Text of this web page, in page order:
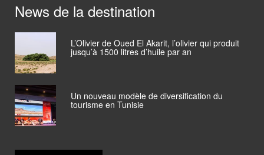
News de la destination
L’Olivier de Oued El Akarit, l’olivier qui produit
jusqu’à 1500 litres d’huile par an
Un nouveau modèle de diversification du
tourisme en Tunisie